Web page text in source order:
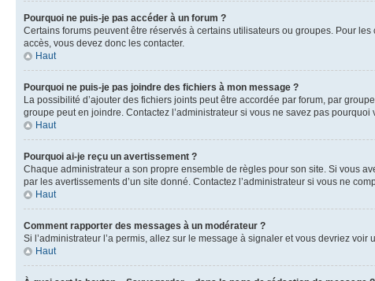
Pourquoi ne puis-je pas accéder à un forum ?
Certains forums peuvent être réservés à certains utilisateurs ou groupes. Pour
accès, vous devez donc les contacter.
Haut
Pourquoi ne puis-je pas joindre des fichiers à mon message ?
La possibilité d’ajouter des fichiers joints peut être accordée par forum, par
groupe peut en joindre. Contactez l’administrateur si vous ne savez pas
Haut
Pourquoi ai-je reçu un avertissement ?
Chaque administrateur a son propre ensemble de règles pour son site. Si vous
par les avertissements d’un site donné. Contactez l’administrateur si vous ne
Haut
Comment rapporter des messages à un modérateur ?
Si l’administrateur l’a permis, allez sur le message à signaler et vous devriez
Haut